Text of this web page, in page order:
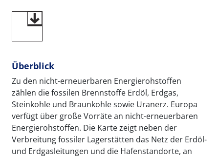
Überblick
Zu den nicht-erneuerbaren Energierohstoffen
zählen die fossilen Brennstoffe Erdöl, Erdgas,
Steinkohle und Braunkohle sowie Uranerz. Europa
verfügt über große Vorräte an nicht-erneuerbaren
Energierohstoffen. Die Karte zeigt neben der
Verbreitung fossiler Lagerstätten das Netz der Erdöl-
und Erdgasleitungen und die Hafenstandorte, an